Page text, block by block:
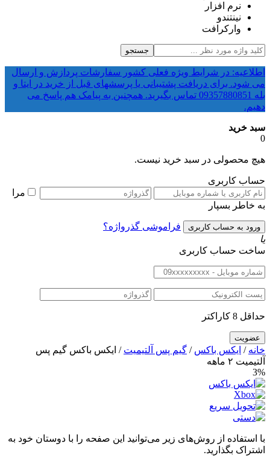
نرم افزار
نینتندو
وارکرافت
جستجو
اطلاعیه: در شرایط ویژه فعلی کشور سفارشات پردازش و ارسال
می شود. برای دریافت پشتیبانی یا پرسشهای قبل از خرید در ایتا و
بله 09357880851 تماس بگیرید. همچنین به پیامک هم پاسخ می
دهیم.
سبد خرید
0
هیچ محصولی در سبد خرید نیست.
حساب کاربری
مرا
به خاطر بسپار
فراموشی گذرواژه؟
یا
ساخت حساب کاربری
حداقل 8 کاراکتر
خانه / ایکس باکس / گیم پس آلتیمیت / ایکس باکس گیم پس
آلتیمیت ۲ ماهه
3%
با استفاده از روش‌های زیر می‌توانید این صفحه را با دوستان خود به
اشتراک بگذارید.